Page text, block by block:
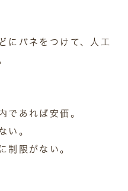
にバネをつけて、人工
であれば安価。
い。
制限がない。